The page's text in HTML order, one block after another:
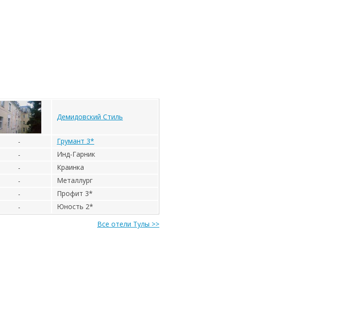
Демидовский Стиль
-
Грумант 3*
-
Инд-Гарник
-
Краинка
-
Металлург
-
Профит 3*
-
Юность 2*
Все отели Тулы >>